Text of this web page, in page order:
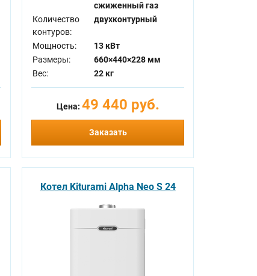
сжиженный газ
Количество
контуров:
двухконтурный
Мощность:
13 кВт
Размеры:
660×440×228 мм
Вес:
22 кг
Цена: 49 440 руб.
Заказать
Котел Kiturami Alpha Neo S 24